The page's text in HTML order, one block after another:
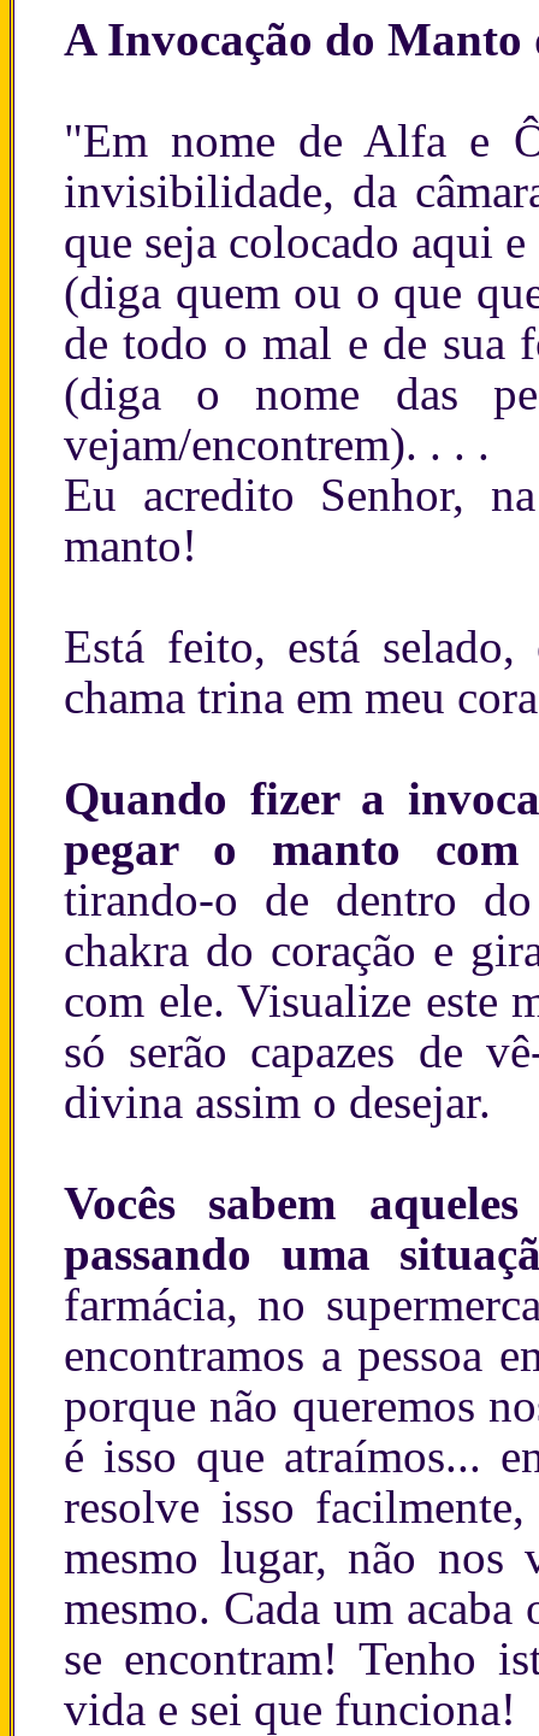
A Invocação do
"Em nome de Alfa e
invisibilidade, da
que seja colocado aqui
(diga quem ou o que
de todo o mal e de sua
(diga o nome das
vejam/encontrem). . . .
Eu acredito Senhor,
manto!
Está feito, está
chama trina em meu
Quando fizer a
pegar o manto com
tirando-o de dentro
chakra do coração e
com ele. Visualize este
só serão capazes de
divina assim o desejar.
Vocês sabem
passando uma
farmácia, no
encontramos a pessoa
porque não queremos
é isso que atraímos...
resolve isso
mesmo lugar, não nos
mesmo. Cada um
se encontram! Tenho
vida e sei que funciona!